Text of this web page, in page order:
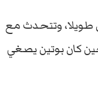
كان بوتين يصغي